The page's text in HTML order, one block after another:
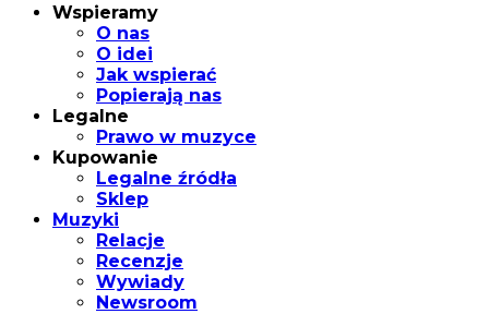
Wspieramy
O nas
O idei
Jak wspierać
Popierają nas
Legalne
Prawo w muzyce
Kupowanie
Legalne źródła
Sklep
Muzyki
Relacje
Recenzje
Wywiady
Newsroom